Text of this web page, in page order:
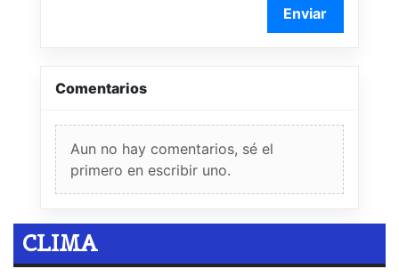
Enviar
Comentarios
Aun no hay comentarios, sé el
primero en escribir uno.
CLIMA